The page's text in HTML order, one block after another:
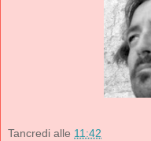
Tancredi alle 11:42